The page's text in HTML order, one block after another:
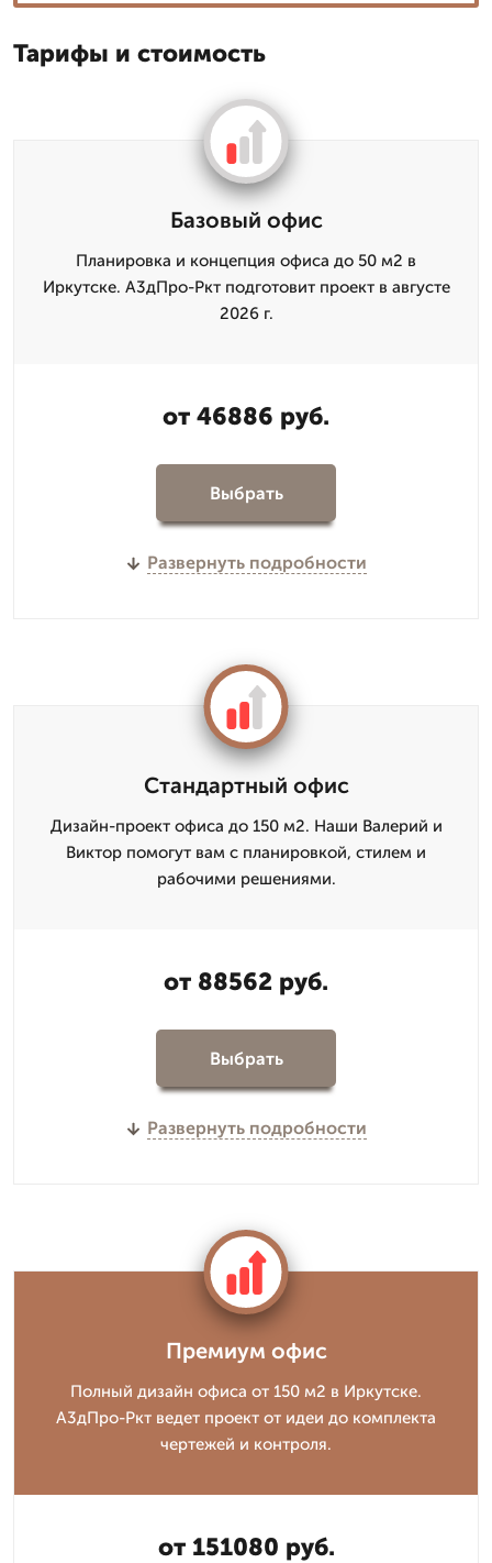
Тарифы и стоимость
Базовый офис
Планировка и концепция офиса до 50 м2 в
Иркутске. А3дПро-Ркт подготовит проект в августе
2026 г.
от 46886 руб.
Выбрать
Развернуть подробности
Стандартный офис
Дизайн-проект офиса до 150 м2. Наши Валерий и
Виктор помогут вам с планировкой, стилем и
рабочими решениями.
от 88562 руб.
Выбрать
Развернуть подробности
Премиум офис
Полный дизайн офиса от 150 м2 в Иркутске.
А3дПро-Ркт ведет проект от идеи до комплекта
чертежей и контроля.
от 151080 руб.